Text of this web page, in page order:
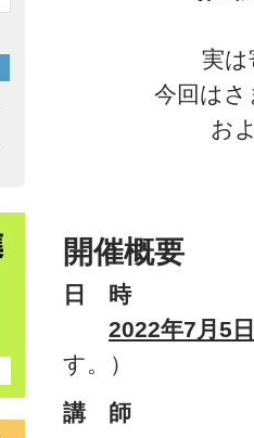
実は
今回は
お
開催概要
日 時
2022年7月5
す。）
講 師